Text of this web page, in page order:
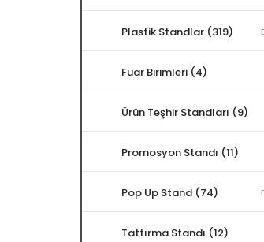
Plastik Standlar (319)
Fuar Birimleri (4)
Ürün Teşhir Standları (9)
Promosyon Standı (11)
Pop Up Stand (74)
Tattırma Standı (12)